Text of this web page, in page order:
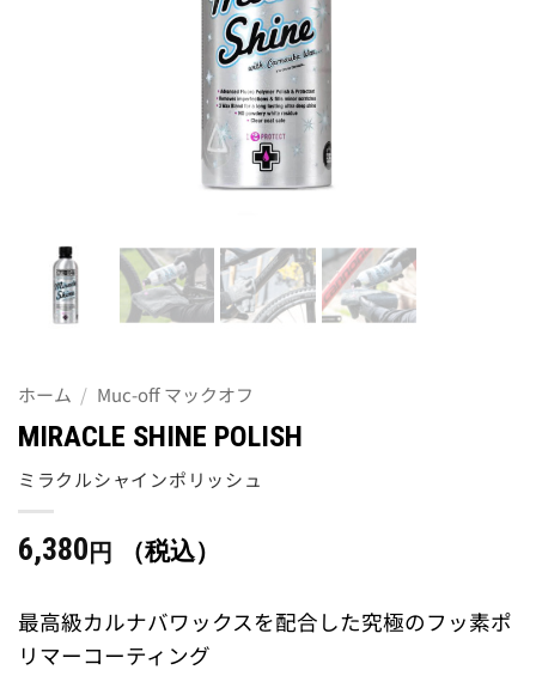
ホーム / Muc-off マックオフ
MIRACLE SHINE POLISH
ミラクルシャインポリッシュ
6,380 円 （税込）
最高級カルナバワックスを配合した究極のフッ素ポ
リマーコーティング